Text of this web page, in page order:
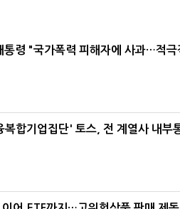
통령 "국가폭력 피해자에 사과…적극
복합기업집단' 토스, 전 계열사 내부